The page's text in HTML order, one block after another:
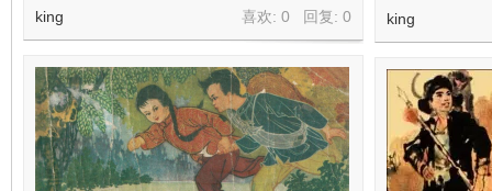
喜欢: 0 回复: 0
king
king